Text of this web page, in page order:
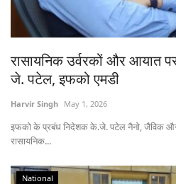
रासायनिक उर्वरकों और आयात पर
जे. पटेल, इफको एमडी
Harvir Singh May 1, 2026
इफको के प्रबंध निदेशक के.जे. पटेल नैनो, जैविक और
रासायनिक...
National